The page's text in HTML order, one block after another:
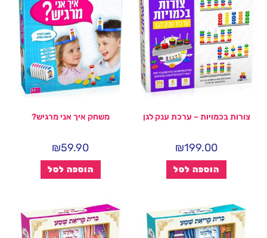
צורות בכמויות – ערכת ענק לגן
₪199.00
הוספה לסל
משחק איך אני מרגיש?
₪59.90
הוספה לסל